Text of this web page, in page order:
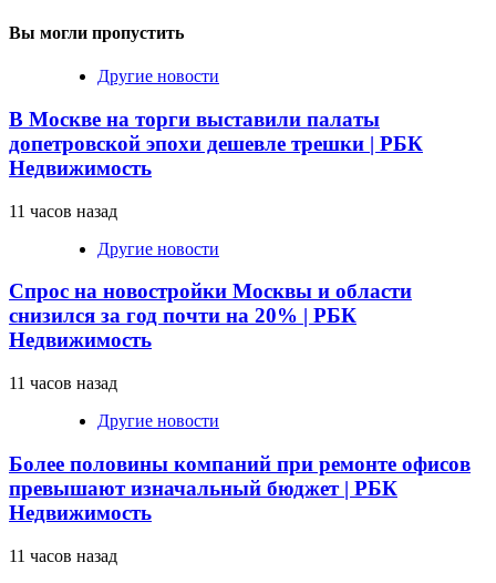
Вы могли пропустить
Другие новости
В Москве на торги выставили палаты
допетровской эпохи дешевле трешки | РБК
Недвижимость
11 часов назад
Другие новости
Спрос на новостройки Москвы и области
снизился за год почти на 20% | РБК
Недвижимость
11 часов назад
Другие новости
Более половины компаний при ремонте офисов
превышают изначальный бюджет | РБК
Недвижимость
11 часов назад